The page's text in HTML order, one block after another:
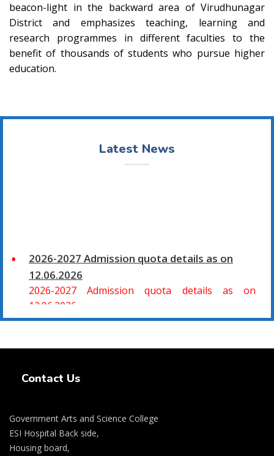
beacon-light in the backward area of Virudhunagar
District and emphasizes teaching, learning and
research programmes in different faculties to the
benefit of thousands of students who pursue higher
education.
Latest News
2026-2027 Admission quota details as on
12.06.2026
2026-2027 Admission quota details as on
12.06.2026
08.06.2026 அன்று B.Sc., கணிதம், B.Sc., கணினி
விலங்கியல் ஆகிய அறிவியல் பாடப்பிரிவுகளுக்கும்,
09.06.2026 அன்று B.Com., வணிகவியல், B.B.A.,
வணிக நிர்வாகவியல், B.A., பொருளியல், B.A., வரலாறு
Contact Us
Government Arts and Science College
ESI Hospital Back side,
Housing board,